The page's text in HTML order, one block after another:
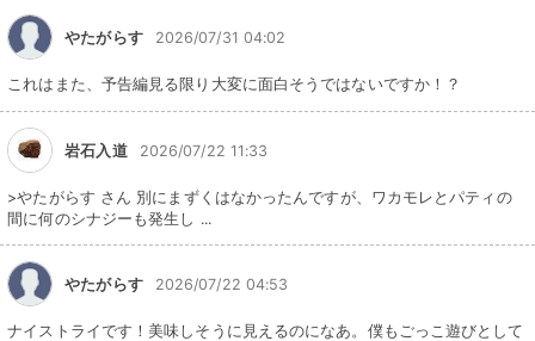
やたがらす 2026/07/31 04:02
これはまた、予告編見る限り大変に面白そうではないですか！？
岩石入道 2026/07/22 11:33
>やたがらす さん 別にまずくはなかったんですが、ワカモレとパティの
間に何のシナジーも発生し ...
やたがらす 2026/07/22 04:53
ナイストライです！美味しそうに見えるのになあ。僕もごっこ遊びとして